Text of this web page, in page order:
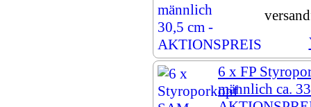
6 x FP
männlich ca.